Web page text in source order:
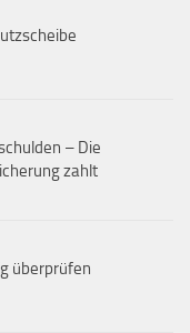
– Die
zahlt
überprüfen